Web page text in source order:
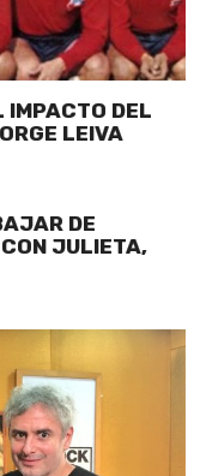
DEL
LEIVA
DE
JULIETA,